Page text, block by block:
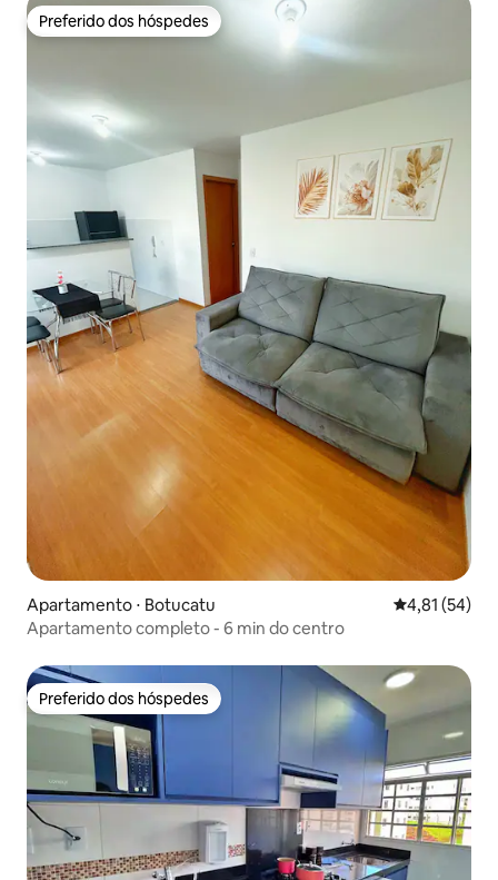
Preferido dos hóspedes
Preferido dos hóspedes
Apartamento ⋅ Botucatu 4,81 de uma
4,81 (54)
Apartamento completo - 6 min do centro
Preferido dos hóspedes
Preferido dos hóspedes